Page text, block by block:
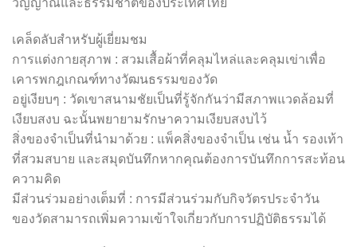
เคล็ดลับสำหรับผู้เยี่ยมชม
การแต่งกายสุภาพ : สวมเสื้อผ้าที่คลุมไหล่และคลุมเข่าเพื่อ
เคารพกฎเกณฑ์ทางวัฒนธรรมของวัด
อยู่เงียบๆ : วัดเขาสนามชัยเป็นที่รู้จักกันว่ามีสภาพแวดล้อมที่
เงียบสงบ ฉะนั้นพยายามรักษาความเงียบสงบไว้
สิ่งของจำเป็นที่นำมาด้วย : แพ็คสิ่งของจำเป็น เช่น น้ำ รองเท้า
ที่สวมสบาย และสมุดบันทึกหากคุณต้องการบันทึกการสะท้อน
ความคิด
มีส่วนร่วมอย่างเต็มที่ : การมีส่วนร่วมกับกิจวัตรประจำวัน
ของวัดสามารถเพิ่มความเข้าใจเกี่ยวกับการปฏิบัติธรรมได้